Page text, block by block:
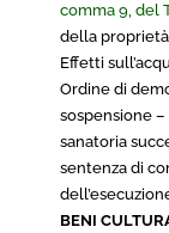
comma 9, del
della
Effetti
Ordine di
sospensione
sanatoria
sentenza di
BENI